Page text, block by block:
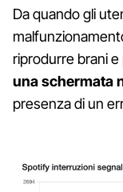
Da quando gli
riprodurre brani e
una schermata
presenza di un